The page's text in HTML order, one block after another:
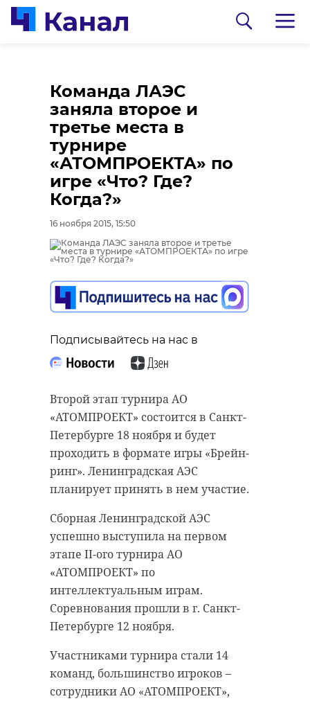
Команда ЛАЭС
заняла второе и
третье места в
турнире
«АТОМПРОЕКТА» по
игре «Что? Где?
Когда?»
16 ноября 2015, 15:50
Подписывайтесь на нас в
Второй этап турнира АО
«АТОМПРОЕКТ» состоится в Санкт-
Петербурге 18 ноября и будет
проходить в формате игры «Брейн-
ринг». Ленинградская АЭС
планирует принять в нем участие.
Сборная Ленинградской АЭС
успешно выступила на первом
этапе II-ого турнира АО
«АТОМПРОЕКТ» по
интеллектуальным играм.
Соревнования прошли в г. Санкт-
Петербурге 12 ноября.
Участниками турнира стали 14
команд, большинство игроков –
сотрудники АО «АТОМПРОЕКТ»,
0:00 / 0:00
В Гатчинском районе
добровольцы
реставрируют
привидениями” XIX
века
Подписывайтесь на нас в
Сейчас расчищают рамы, снимают
старый слой краски.
Реставрируют уникальные
витражи в морском стиле.
Впереди шпаклевка дома,
утепление пенькой,
антибиологическая и
противопожарная обработка.
0:00 / 0:00
Сосновоборец
разгадал тайну
могилы на
и узнал много нового
об истории города
Подписывайтесь на нас в
Руслан Семенченко мечтает,
чтобы историки-профессионалы
больше узнали о жизни Анны. В
этом году бельгийские архивы
рассекретят документы 100-
летней давности и, может тогда,
удастся узнать, какой была жизнь
Анны Беквор и других бельгийцев
в Сосновом Бору.